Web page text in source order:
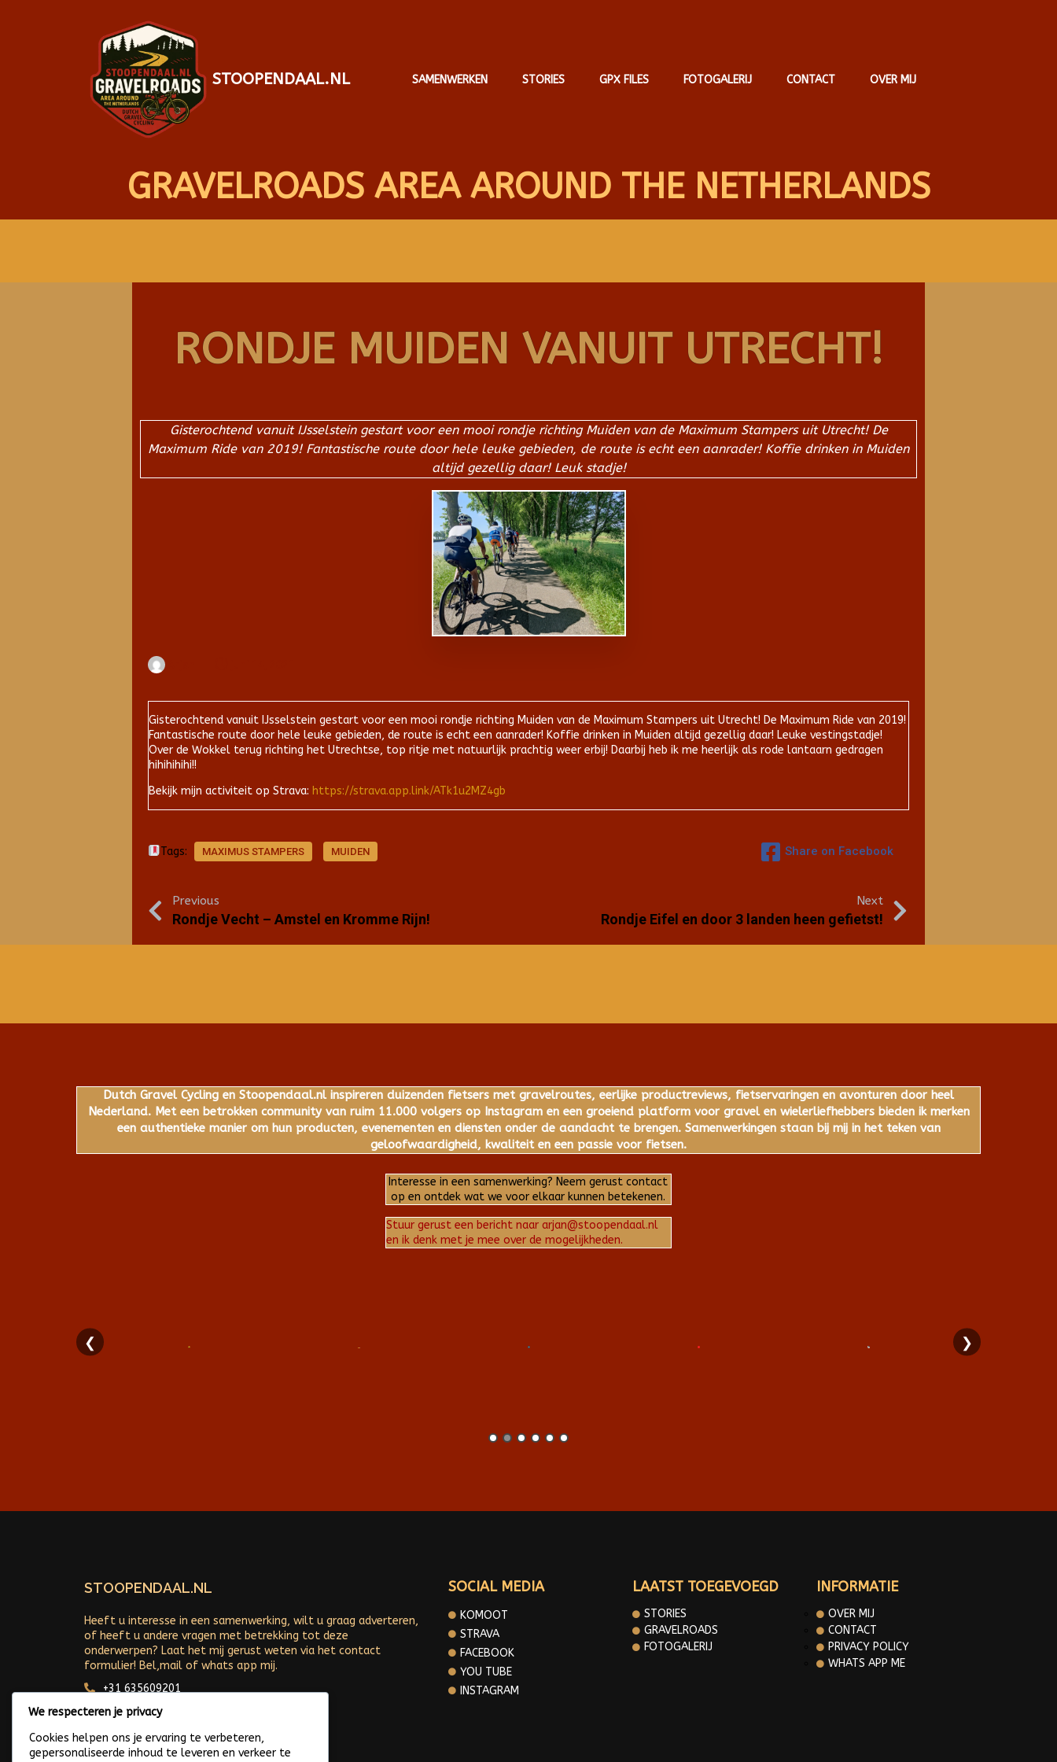
STOOPENDAAL.NL SAMENWERKEN STORIES GPX FILES FOTOGALERIJ CONTACT OVER MIJ
GRAVELROADS AREA AROUND THE NETHERLANDS
RONDJE MUIDEN VANUIT UTRECHT!
Gisterochtend vanuit IJsselstein gestart voor een mooi rondje richting Muiden van de Maximum Stampers uit Utrecht! De
Maximum Ride van 2019! Fantastische route door hele leuke gebieden, de route is echt een aanrader! Koffie drinken in Muiden
altijd gezellig daar! Leuk stadje!
Gisterochtend vanuit IJsselstein gestart voor een mooi rondje richting Muiden van de Maximum Stampers uit Utrecht! De Maximum Ride van 2019!
Fantastische route door hele leuke gebieden, de route is echt een aanrader! Koffie drinken in Muiden altijd gezellig daar! Leuke vestingstadje!
Over de Wokkel terug richting het Utrechtse, top ritje met natuurlijk prachtig weer erbij! Daarbij heb ik me heerlijk als rode lantaarn gedragen
hihihihihi!!
Bekijk mijn activiteit op Strava: https://strava.app.link/ATk1u2MZ4gb
Tags: MAXIMUS STAMPERS MUIDEN Share on Facebook
Previous
Rondje Vecht – Amstel en Kromme Rijn!
Next
Rondje Eifel en door 3 landen heen gefietst!
Dutch Gravel Cycling en Stoopendaal.nl inspireren duizenden fietsers met gravelroutes, eerlijke productreviews, fietservaringen en avonturen door heel
Nederland. Met een betrokken community van ruim 11.000 volgers op Instagram en een groeiend platform voor gravel en wielerliefhebbers bieden ik merken
een authentieke manier om hun producten, evenementen en diensten onder de aandacht te brengen. Samenwerkingen staan bij mij in het teken van
geloofwaardigheid, kwaliteit en een passie voor fietsen.
Interesse in een samenwerking? Neem gerust contact
op en ontdek wat we voor elkaar kunnen betekenen.
Stuur gerust een bericht naar arjan@stoopendaal.nl
en ik denk met je mee over de mogelijkheden.
❮ ❯
STOOPENDAAL.NL
Heeft u interesse in een samenwerking, wilt u graag adverteren,
of heeft u andere vragen met betrekking tot deze
onderwerpen? Laat het mij gerust weten via het contact
formulier! Bel,mail of whats app mij.
+31 635609201
Arjan@stoopendaal.nl
SOCIAL MEDIA
KOMOOT
STRAVA
FACEBOOK
YOU TUBE
INSTAGRAM
LAATST TOEGEVOEGD
STORIES
GRAVELROADS
FOTOGALERIJ
INFORMATIE
OVER MIJ
CONTACT
PRIVACY POLICY
WHATS APP ME
We respecteren je privacy
Cookies helpen ons je ervaring te verbeteren,
gepersonaliseerde inhoud te leveren en verkeer te